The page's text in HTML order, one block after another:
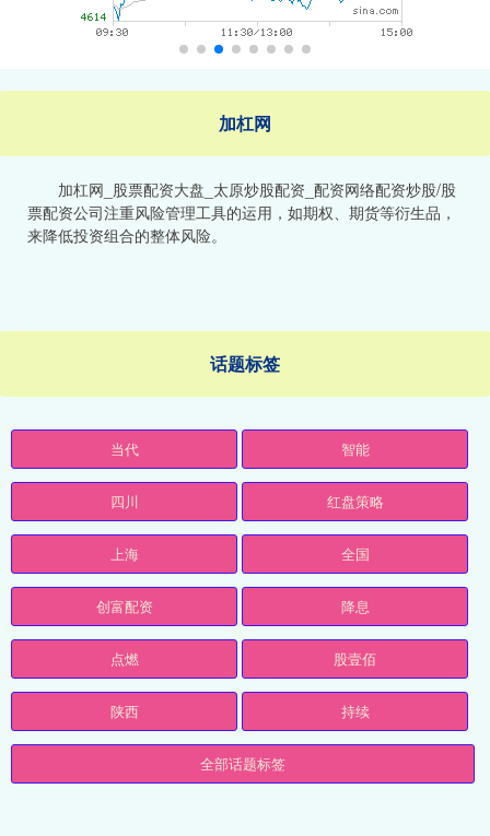
加杠网
加杠网_股票配资大盘_太原炒股配资_配资网络配资炒股/股
票配资公司注重风险管理工具的运用，如期权、期货等衍生品，
来降低投资组合的整体风险。
话题标签
当代 智能
四川 红盘策略
上海 全国
创富配资 降息
点燃 股壹佰
陕西 持续
全部话题标签